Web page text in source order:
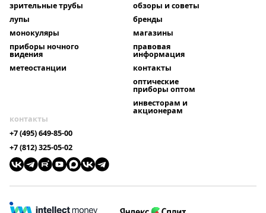
зрительные трубы
лупы
монокуляры
приборы ночного
видения
метеостанции
обзоры и советы
бренды
магазины
правовая
информация
контакты
оптические
приборы оптом
инвесторам и
акционерам
контакты
+7 (495) 649-85-00
+7 (812) 325-05-02